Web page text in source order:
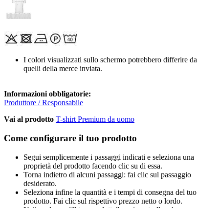
I colori visualizzati sullo schermo potrebbero differire da
quelli della merce inviata.
Informazioni obbligatorie:
Produttore / Responsabile
Vai al prodotto T-shirt Premium da uomo
Come configurare il tuo prodotto
Segui semplicemente i passaggi indicati e seleziona una
proprietà del prodotto facendo clic su di essa.
Torna indietro di alcuni passaggi: fai clic sul passaggio
desiderato.
Seleziona infine la quantità e i tempi di consegna del tuo
prodotto. Fai clic sul rispettivo prezzo netto o lordo.